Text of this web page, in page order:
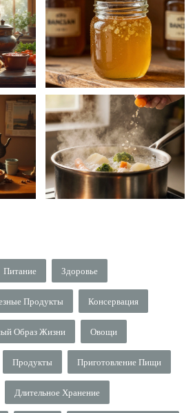
Питание Здоровье
Продукты Консервация
Образ Жизни Овощи
Продукты Приготовление Пищи
Длительное Хранение